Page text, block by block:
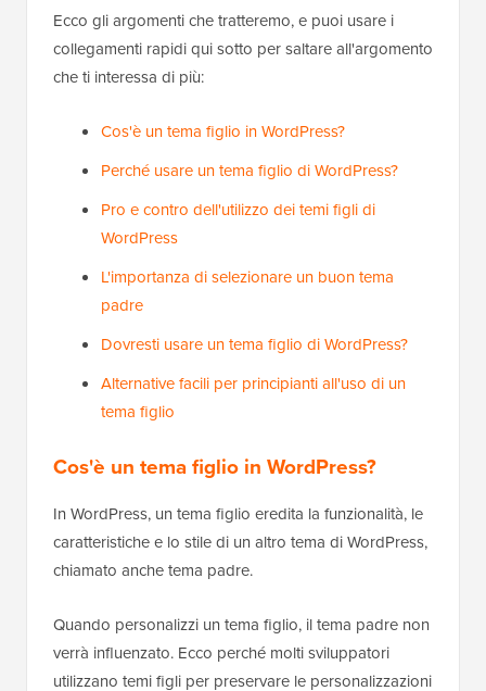
Ecco gli argomenti che tratteremo, e puoi usare i
collegamenti rapidi qui sotto per saltare all'argomento
che ti interessa di più:
Cos'è un tema figlio in WordPress?
Perché usare un tema figlio di WordPress?
Pro e contro dell'utilizzo dei temi figli di
WordPress
L'importanza di selezionare un buon tema
padre
Dovresti usare un tema figlio di WordPress?
Alternative facili per principianti all'uso di un
tema figlio
Cos'è un tema figlio in WordPress?
In WordPress, un tema figlio eredita la funzionalità, le
caratteristiche e lo stile di un altro tema di WordPress,
chiamato anche tema padre.
Quando personalizzi un tema figlio, il tema padre non
verrà influenzato. Ecco perché molti sviluppatori
utilizzano temi figli per preservare le personalizzazioni